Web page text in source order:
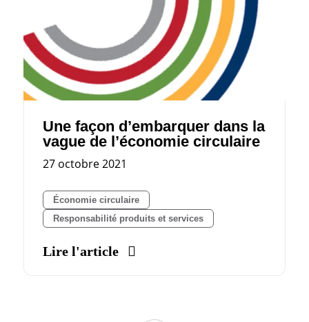
Une façon d’embarquer dans la
vague de l’économie circulaire
27 octobre 2021
Économie circulaire
Responsabilité produits et services
Lire l'article